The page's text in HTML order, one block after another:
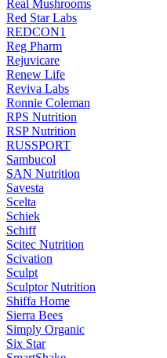
Real Mushrooms
Red Star Labs
REDCON1
Reg Pharm
Rejuvicare
Renew Life
Reviva Labs
Ronnie Coleman
RPS Nutrition
RSP Nutrition
RUSSPORT
Sambucol
SAN Nutrition
Savesta
Scelta
Schiek
Schiff
Scitec Nutrition
Scivation
Sculpt
Sculptor Nutrition
Shiffa Home
Sierra Bees
Simply Organic
Six Star